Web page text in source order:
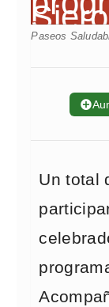
Paseos
➕
Un total